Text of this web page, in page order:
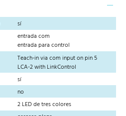
sí
entrada com
entrada para control
Teach-in via com input on pin 5
LCA-2 with LinkControl
sí
no
2 LED de tres colores